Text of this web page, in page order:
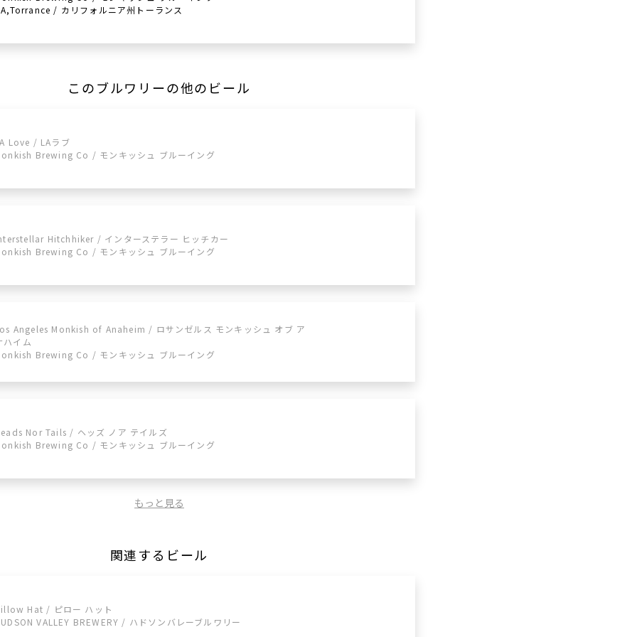
/ カリフォルニア州トーランス
このブルワリーの他のビール
Love / LAラブ
Brewing Co / モンキッシュ ブルーイング
Hitchhiker / インターステラー ヒッチカー
Brewing Co / モンキッシュ ブルーイング
Angeles Monkish of Anaheim / ロサンゼルス モンキッシュ オブ ア
ハイム
Brewing Co / モンキッシュ ブルーイング
Nor Tails / ヘッズ ノア テイルズ
Brewing Co / モンキッシュ ブルーイング
もっと見る
関連するビール
Hat / ピロー ハット
VALLEY BREWERY / ハドソンバレーブルワリー